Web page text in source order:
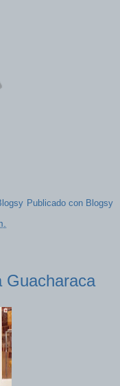
Publicado con Blogsy
Guacharaca